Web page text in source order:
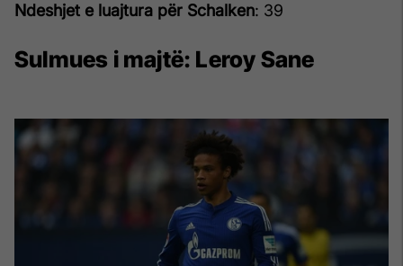
Ndeshjet e luajtura për Schalken: 39
Sulmues i majtë: Leroy Sane